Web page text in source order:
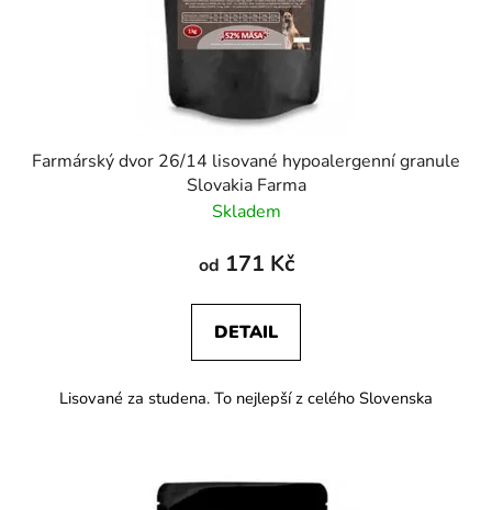
Farmárský dvor 26/14 lisované hypoalergenní granule
Slovakia Farma
Skladem
od 171 Kč
DETAIL
Lisované za studena. To nejlepší z celého Slovenska